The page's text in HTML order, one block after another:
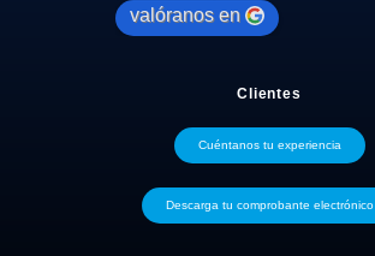
valóranos en
Clientes
Cuéntanos tu experiencia
Descarga tu comprobante electrónico